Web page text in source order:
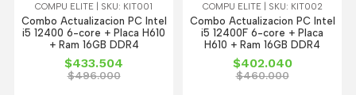
COMPU ELITE | SKU: KIT001
Combo Actualizacion PC Intel
i5 12400 6-core + Placa H610
+ Ram 16GB DDR4
$433.504
$496.000
COMPU ELITE | SKU: KIT002
Combo Actualizacion PC Intel
i5 12400F 6-core + Placa
H610 + Ram 16GB DDR4
$402.040
$460.000